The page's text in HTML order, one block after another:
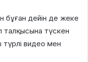
бұған дейін де жеке
талқысына түскен
түрлі видео мен